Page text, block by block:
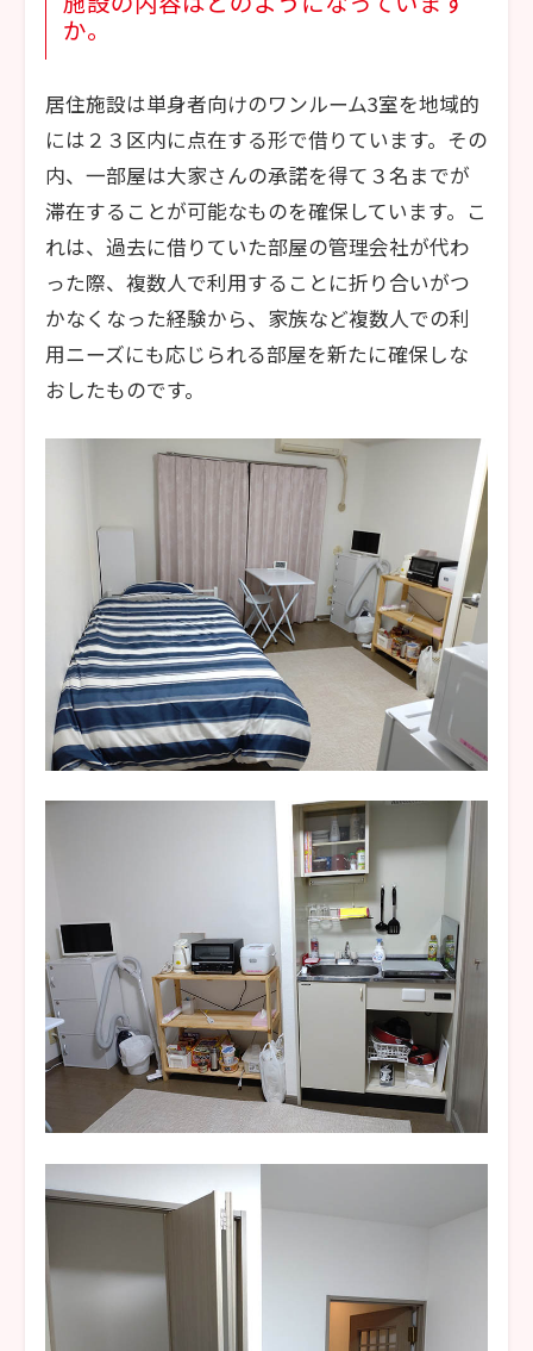
か。
居住施設は単身者向けのワンルーム3室を地域的
には２３区内に点在する形で借りています。その
内、一部屋は大家さんの承諾を得て３名までが
滞在することが可能なものを確保しています。こ
れは、過去に借りていた部屋の管理会社が代わ
った際、複数人で利用することに折り合いがつ
かなくなった経験から、家族など複数人での利
用ニーズにも応じられる部屋を新たに確保しな
おしたものです。